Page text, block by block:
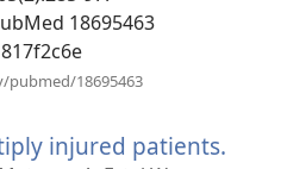
18695463
pubmed/18695463
окне)
injured patients.